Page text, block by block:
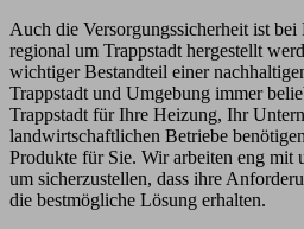
Auch die Versorgungssicherheit ist bei
regional um Trappstadt hergestellt
wichtiger Bestandteil einer
Trappstadt und Umgebung immer
Trappstadt für Ihre Heizung, Ihr
landwirtschaftlichen Betriebe
Produkte für Sie. Wir arbeiten eng mit
um sicherzustellen, dass ihre
die bestmögliche Lösung erhalten.